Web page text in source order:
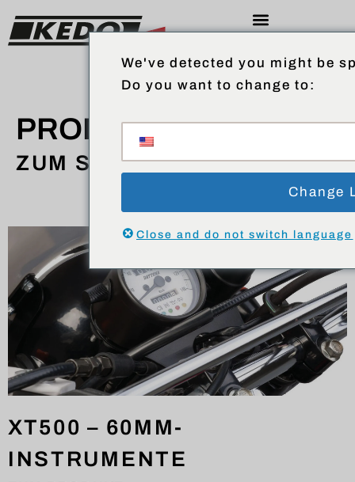
PRODUKTE
ZUM SHOP
XT500 – 60MM-
INSTRUMENTE
We've detected you might be
Do you want to change to:
Change
Close and do not switch language